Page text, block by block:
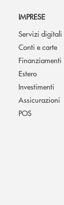
IMPRESE
Servizi digitali
Conti e carte
Finanziamenti
Estero
Investimenti
Assicurazioni
POS